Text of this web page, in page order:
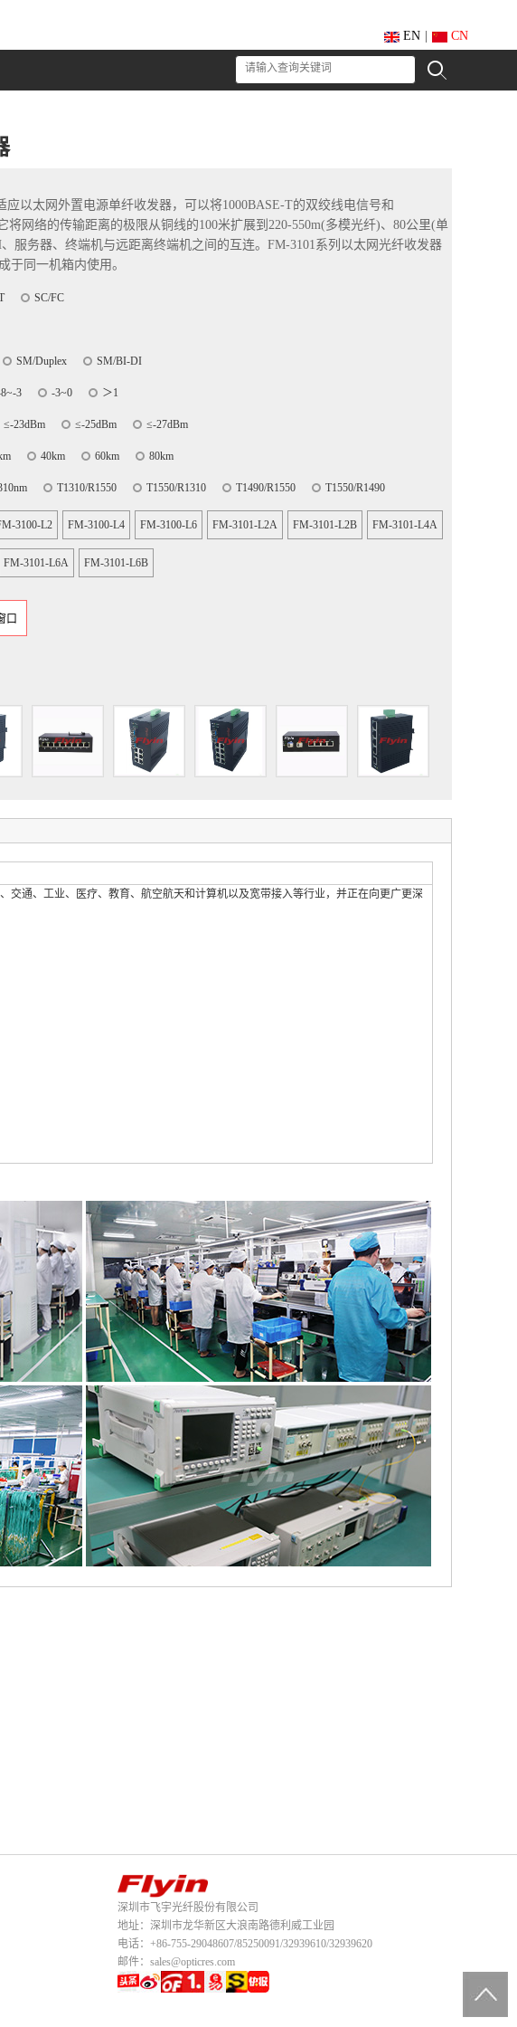
EN CN
应以太网外置电源单纤收发器，可以将1000BASE-T的双绞线电信号和
将网络的传输距离的极限从铜线的100米扩展到220-550m(多模光纤)、80公里(单
服务器、终端机与远距离终端机之间的互连。FM-3101系列以太网光纤收发器
于同一机箱内使用。
SC/FC
SM/Duplex SM/BI-DI
3 -3~0 ＞1
≤-23dBm ≤-25dBm ≤-27dBm
40km 60km 80km
T1310/R1550 T1550/R1310 T1490/R1550 T1550/R1490
3100-L2 FM-3100-L4 FM-3100-L6 FM-3101-L2A FM-3101-L2B FM-3101-L4A
FM-3101-L6A FM-3101-L6B
口
交通、工业、医疗、教育、航空航天和计算机以及宽带接入等行业，并正在向更广更深
深圳市飞宇光纤股份有限公司
地址：深圳市龙华新区大浪南路德利威工业园
电话：+86-755-29048607/85250091/32939610/32939620
邮件：sales@opticres.com